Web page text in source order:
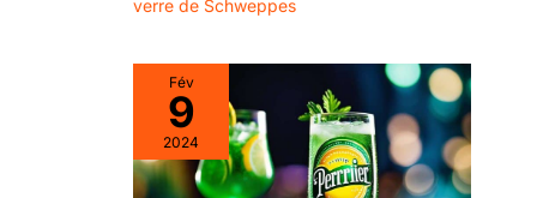
restauration et les
universel. Lavable au
lave-vaisselle.
Excellent rapport
qualité-prix.
VISUALITÉ : Les
verre de Schweppes
Fév
9
2024